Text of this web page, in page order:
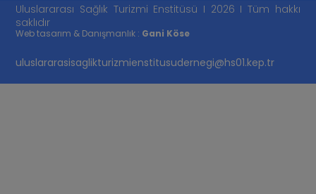
Uluslararası Sağlık Turizmi Enstitüsü I 2026 I Tüm hakkı
saklıdır
Web tasarım & Danışmanlık : Gani Köse
uluslararasisaglikturizmienstitusudernegi@hs01.kep.tr